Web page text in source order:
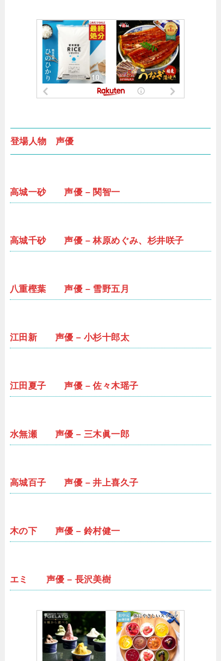
登場人物 声優
高城一砂 声優 – 関智一
高城千砂 声優 – 林原めぐみ、杉井咲子
八重樫葉 声優 – 雪野五月
江田新 声優 – 小杉十郎太
江田夏子 声優 – 佐々木瑶子
水無瀬 声優 – 三木眞一郎
高城百子 声優 – 井上喜久子
木の下 声優 – 鈴村健一
エミ 声優 – 長沢美樹